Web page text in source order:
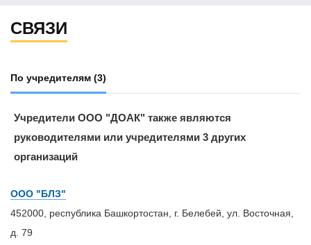
СВЯЗИ
По учредителям (3)
Учредители ООО "ДОАК" также являются
руководителями или учредителями 3 других
организаций
ООО "БЛЗ"
452000, республика Башкортостан, г. Белебей, ул. Восточная,
д. 79